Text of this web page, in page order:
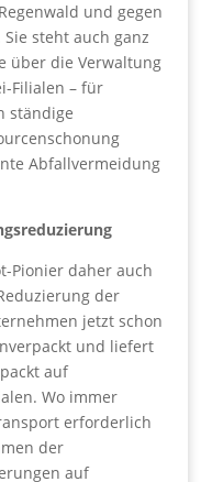
und gegen
steht auch ganz
über die Verwaltung
Filialen – für
ständige
Abfallvermeidung
Pionier daher auch
der
jetzt schon
und liefert
auf
Wo immer
erforderlich
der
auf